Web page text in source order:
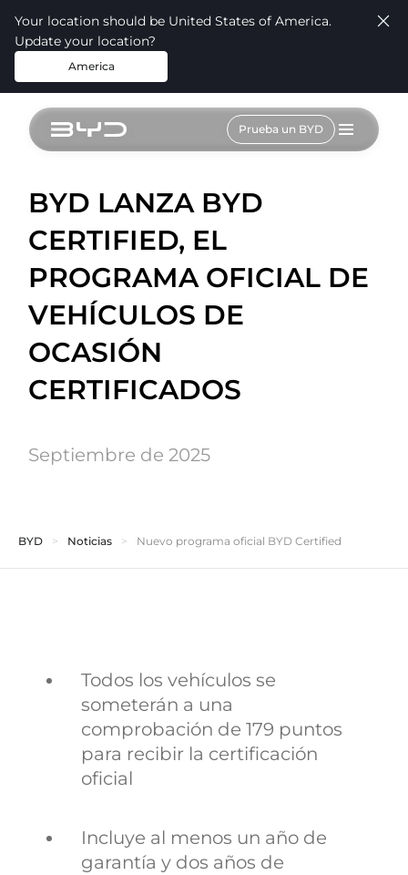
Your location should be United States of America.
Update your location?
America
Prueba un BYD
BYD LANZA BYD
CERTIFIED, EL
PROGRAMA OFICIAL DE
VEHÍCULOS DE
OCASIÓN
CERTIFICADOS
Septiembre de 2025
BYD Noticias Nuevo programa oficial BYD Certified
Todos los vehículos se
someterán a una
comprobación de 179 puntos
para recibir la certificación
oficial
Incluye al menos un año de
garantía y dos años de